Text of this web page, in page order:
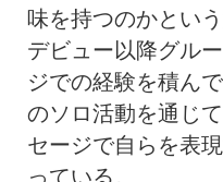
味を持つのかとい
デビュー以降グル
ジでの経験を積ん
のソロ活動を通じ
セージで自らを表
っている。